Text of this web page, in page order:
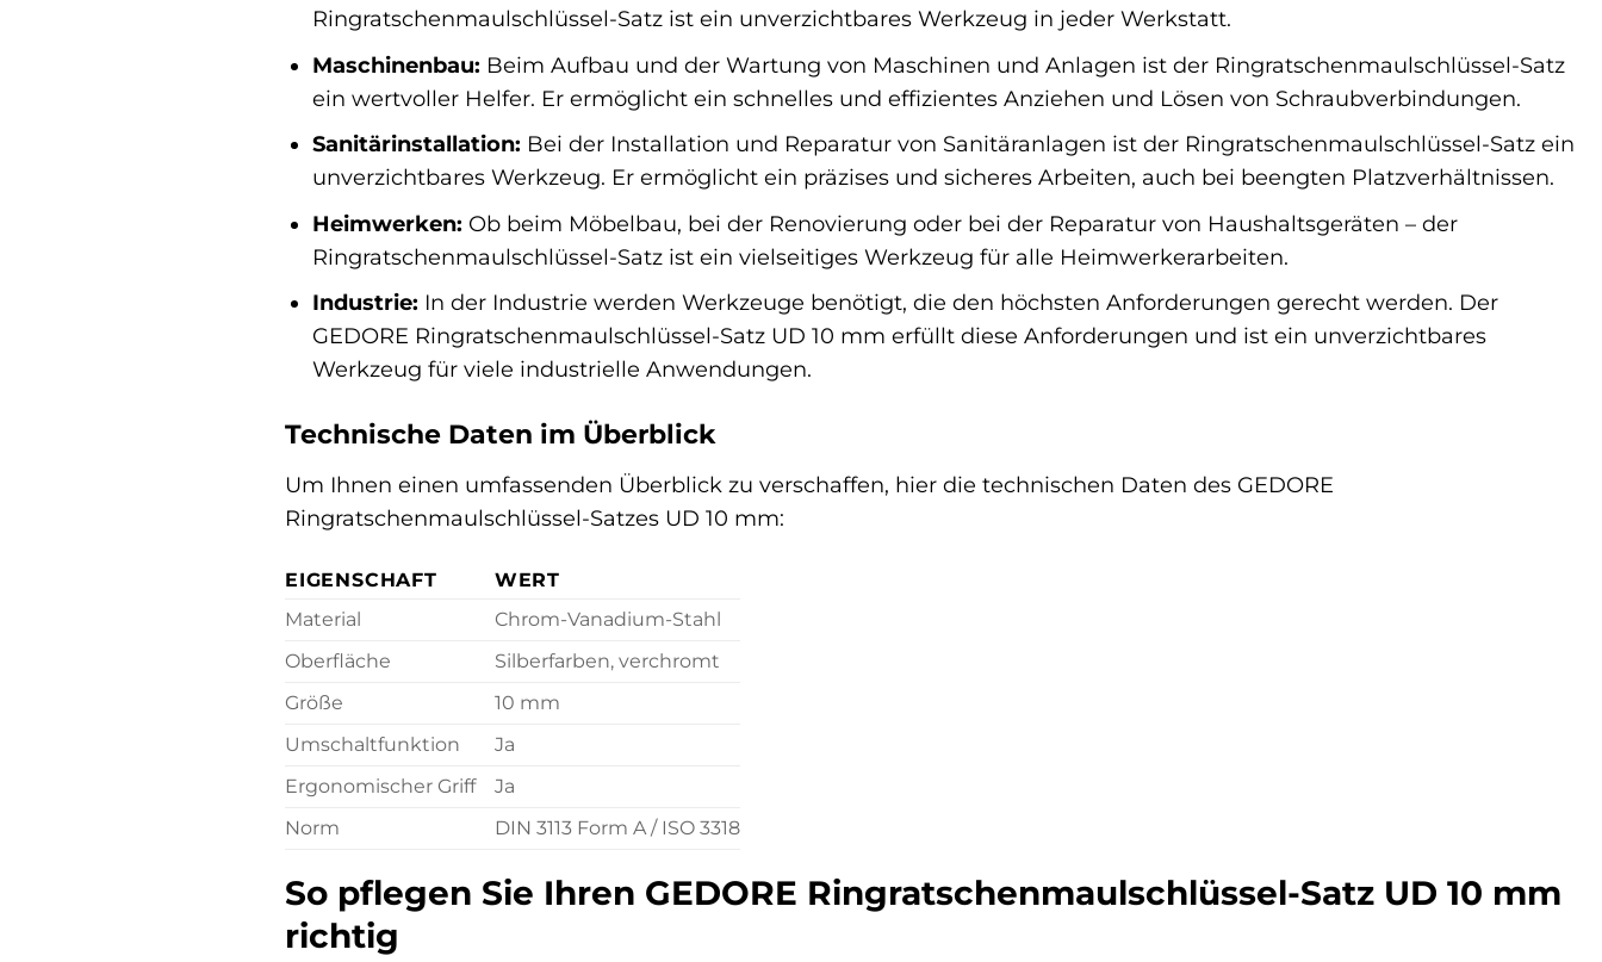
Ringratschenmaulschlüssel-Satz ist ein unverzichtbares Werkzeug in jeder Werkstatt.
Maschinenbau: Beim Aufbau und der Wartung von Maschinen und Anlagen ist der Ringratschenmaulschlüssel-Satz
ein wertvoller Helfer. Er ermöglicht ein schnelles und effizientes Anziehen und Lösen von Schraubverbindungen.
Sanitärinstallation: Bei der Installation und Reparatur von Sanitäranlagen ist der Ringratschenmaulschlüssel-Satz ein
unverzichtbares Werkzeug. Er ermöglicht ein präzises und sicheres Arbeiten, auch bei beengten Platzverhältnissen.
Heimwerken: Ob beim Möbelbau, bei der Renovierung oder bei der Reparatur von Haushaltsgeräten – der
Ringratschenmaulschlüssel-Satz ist ein vielseitiges Werkzeug für alle Heimwerkerarbeiten.
Industrie: In der Industrie werden Werkzeuge benötigt, die den höchsten Anforderungen gerecht werden. Der
GEDORE Ringratschenmaulschlüssel-Satz UD 10 mm erfüllt diese Anforderungen und ist ein unverzichtbares
Werkzeug für viele industrielle Anwendungen.
Technische Daten im Überblick
Um Ihnen einen umfassenden Überblick zu verschaffen, hier die technischen Daten des GEDORE
Ringratschenmaulschlüssel-Satzes UD 10 mm:
EIGENSCHAFT
WERT
Material
Chrom-Vanadium-Stahl
Oberfläche
Silberfarben, verchromt
Größe
10 mm
Umschaltfunktion
Ja
Ergonomischer Griff
Ja
Norm
DIN 3113 Form A / ISO 3318
So pflegen Sie Ihren GEDORE Ringratschenmaulschlüssel-Satz UD 10 mm
richtig